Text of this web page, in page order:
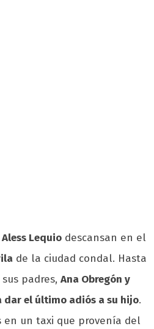
Aless Lequio descansan en el
de la ciudad condal. Hasta
padres, Ana Obregón y
dar el último adiós a su hijo.
en un taxi que provenía del